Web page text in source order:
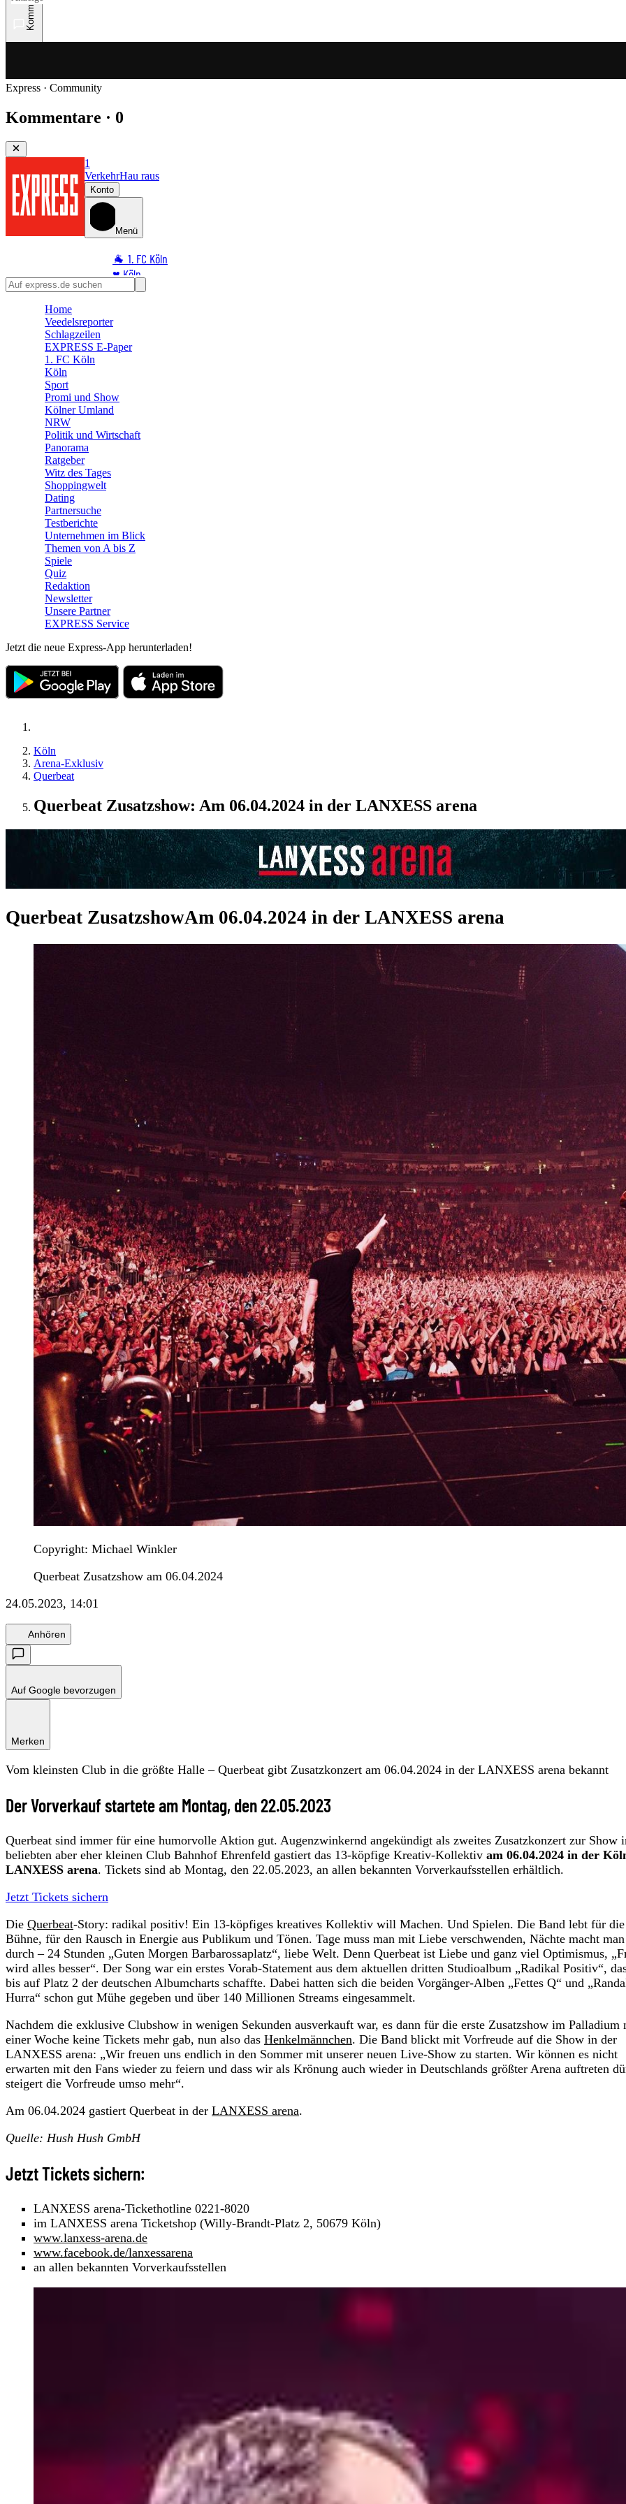
Express · Community
Kommentare · 0
1
VerkehrHau raus
Konto
Menü
🐐 1. FC Köln
♥️ Köln
⭐ Promi
🛒 Shoppingwelt
🧩 Spiele
Home
Veedelsreporter
Schlagzeilen
EXPRESS E-Paper
1. FC Köln
Köln
Sport
Promi und Show
Kölner Umland
NRW
Politik und Wirtschaft
Panorama
Ratgeber
Witz des Tages
Shoppingwelt
Dating
Partnersuche
Testberichte
Unternehmen im Blick
Themen von A bis Z
Spiele
Quiz
Redaktion
Newsletter
Unsere Partner
EXPRESS Service
Jetzt die neue Express-App herunterladen!
Köln
Arena-Exklusiv
Querbeat
Querbeat Zusatzshow: Am 06.04.2024 in der LANXESS arena
Querbeat ZusatzshowAm 06.04.2024 in der LANXESS arena
Copyright: Michael Winkler
Querbeat Zusatzshow am 06.04.2024
24.05.2023, 14:01
Anhören
Auf Google bevorzugen
Merken
Vom kleinsten Club in die größte Halle – Querbeat gibt Zusatzkonzert am 06.04.2024 in der LANXESS arena bekannt
Der Vorverkauf startete am Montag, den 22.05.2023
Querbeat sind immer für eine humorvolle Aktion gut. Augenzwinkernd angekündigt als zweites Zusatzkonzert zur Show
beliebten aber eher kleinen Club Bahnhof Ehrenfeld gastiert das 13-köpfige Kreativ-Kollektiv am 06.04.2024 in der
LANXESS arena. Tickets sind ab Montag, den 22.05.2023, an allen bekannten Vorverkaufsstellen erhältlich.
Jetzt Tickets sichern
Die Querbeat-Story: radikal positiv! Ein 13-köpfiges kreatives Kollektiv will Machen. Und Spielen. Die Band lebt für die
Bühne, für den Rausch in Energie aus Publikum und Tönen. Tage muss man mit Liebe verschwenden, Nächte macht man
durch – 24 Stunden „Guten Morgen Barbarossaplatz“, liebe Welt. Denn Querbeat ist Liebe und ganz viel Optimismus,
wird alles besser“. Der Song war ein erstes Vorab-Statement aus dem aktuellen dritten Studioalbum „Radikal Positiv“,
bis auf Platz 2 der deutschen Albumcharts schaffte. Dabei hatten sich die beiden Vorgänger-Alben „Fettes Q“ und
Hurra“ schon gut Mühe gegeben und über 140 Millionen Streams eingesammelt.
Nachdem die exklusive Clubshow in wenigen Sekunden ausverkauft war, es dann für die erste Zusatzshow im Palladium
einer Woche keine Tickets mehr gab, nun also das Henkelmännchen. Die Band blickt mit Vorfreude auf die Show in der
LANXESS arena: „Wir freuen uns endlich in den Sommer mit unserer neuen Live-Show zu starten. Wir können es nicht
erwarten mit den Fans wieder zu feiern und dass wir als Krönung auch wieder in Deutschlands größter Arena auftreten
steigert die Vorfreude umso mehr“.
Am 06.04.2024 gastiert Querbeat in der LANXESS arena.
Quelle: Hush Hush GmbH
Jetzt Tickets sichern:
LANXESS arena-Tickethotline 0221-8020
im LANXESS arena Ticketshop (Willy-Brandt-Platz 2, 50679 Köln)
www.lanxess-arena.de
www.facebook.de/lanxessarena
an allen bekannten Vorverkaufsstellen